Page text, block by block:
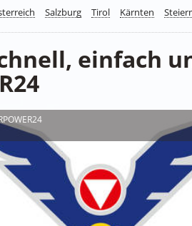
Salzburg Tirol Kärnten
einfach